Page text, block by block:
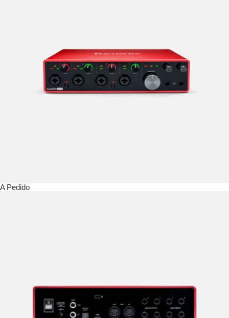
A Pedido